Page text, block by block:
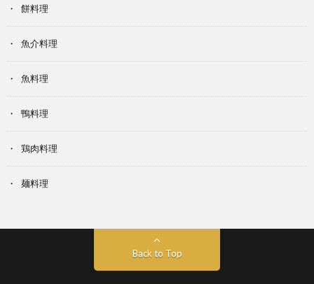
餅料理
魚介料理
魚料理
鴨料理
鶏肉料理
麺料理
Back to Top